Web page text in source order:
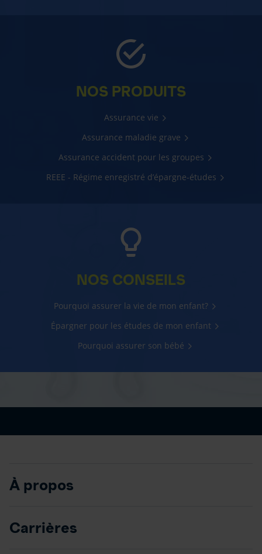
NOS PRODUITS
Assurance vie
Assurance maladie grave
Assurance accident pour les groupes
REEE - Régime enregistré d’épargne-études
NOS CONSEILS
Pourquoi assurer la vie de mon enfant?
Épargner pour les études de mon enfant
Pourquoi assurer son bébé
À propos
Carrières